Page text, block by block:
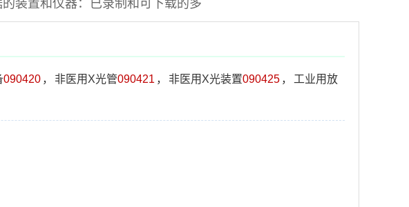
装置和仪器：已录制和可下载的多
090420 ， 非医用X光管090421 ， 非医用X光装置090425 ，
工业用放